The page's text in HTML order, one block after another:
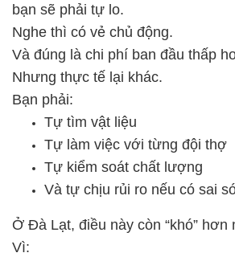
bạn sẽ phải tự lo.
Nghe thì có vẻ chủ động.
Và đúng là chi phí ban đầu thấp
Nhưng thực tế lại khác.
Bạn phải:
Tự tìm vật liệu
Tự làm việc với từng đội thợ
Tự kiểm soát chất lượng
Và tự chịu rủi ro nếu có sai
Ở Đà Lạt, điều này còn “khó” hơn
Vì: